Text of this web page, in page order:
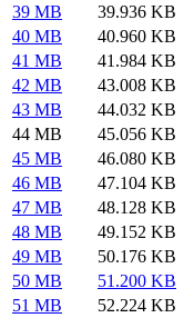
39 MB
39.936 KB
40 MB
40.960 KB
41 MB
41.984 KB
42 MB
43.008 KB
43 MB
44.032 KB
44 MB
45.056 KB
45 MB
46.080 KB
46 MB
47.104 KB
47 MB
48.128 KB
48 MB
49.152 KB
49 MB
50.176 KB
50 MB
51.200 KB
51 MB
52.224 KB